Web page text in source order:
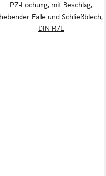
PZ-Lochung, mit Beschlag,
hebender Falle und Schließblech,
DIN R/L